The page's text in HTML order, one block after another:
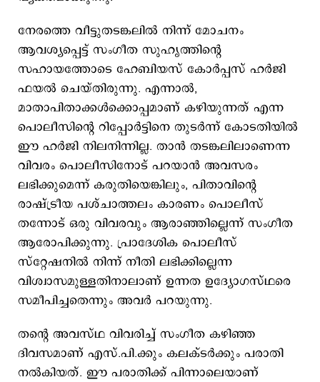
നേരത്തെ വീട്ടുതടങ്കലിൽ നിന്ന് മോചനം
ആവശ്യപ്പെട്ട് സംഗീത സുഹൃത്തിന്റെ
സഹായത്തോടെ ഹേബിയസ് കോർപ്പസ് ഹർജി
ഫയൽ ചെയ്തിരുന്നു. എന്നാൽ,
മാതാപിതാക്കൾക്കൊപ്പമാണ് കഴിയുന്നത് എന്ന
പൊലീസിന്റെ റിപ്പോർട്ടിനെ തുടർന്ന് കോടതിയിൽ
ഈ ഹർജി നിലനിന്നില്ല. താൻ തടങ്കലിലാണെന്ന
വിവരം പൊലീസിനോട് പറയാൻ അവസരം
ലഭിക്കുമെന്ന് കരുതിയെങ്കിലും, പിതാവിന്റെ
രാഷ്ട്രീയ പശ്ചാത്തലം കാരണം പൊലീസ്
തന്നോട് ഒരു വിവരവും ആരാഞ്ഞില്ലെന്ന് സംഗീത
ആരോപിക്കുന്നു. പ്രാദേശിക പൊലീസ്
സ്റ്റേഷനിൽ നിന്ന് നീതി ലഭിക്കില്ലെന്ന
വിശ്വാസമുള്ളതിനാലാണ് ഉന്നത ഉദ്യോഗസ്ഥരെ
സമീപിച്ചതെന്നും അവർ പറയുന്നു.
തന്റെ അവസ്ഥ വിവരിച്ച് സംഗീത കഴിഞ്ഞ
ദിവസമാണ് എസ്.പി.ക്കും കലക്ടർക്കും പരാതി
നൽകിയത്. ഈ പരാതിക്ക് പിന്നാലെയാണ്